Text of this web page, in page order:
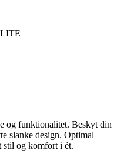
og funktionalitet. Beskyt din
slanke design. Optimal
stil og komfort i ét.